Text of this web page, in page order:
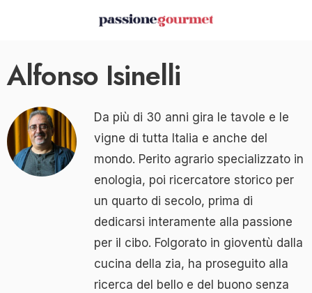
Alfonso Isinelli
Da più di 30 anni gira le tavole e le
vigne di tutta Italia e anche del
mondo. Perito agrario specializzato in
enologia, poi ricercatore storico per
un quarto di secolo, prima di
dedicarsi interamente alla passione
per il cibo. Folgorato in gioventù dalla
cucina della zia, ha proseguito alla
ricerca del bello e del buono senza